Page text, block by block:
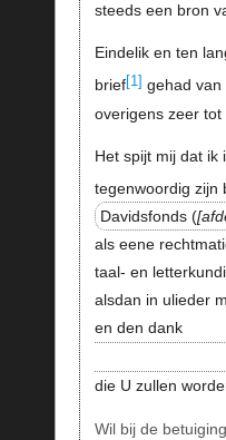
steeds een bron
Eindelik en ten
brief[1] gehad van
overigens zeer tot
Het spijt mij dat ik
tegenwoordig zijn
Davidsfonds (
als eene
taal- en
alsdan in ulieder
en den dank
die U zullen
Wil bij de